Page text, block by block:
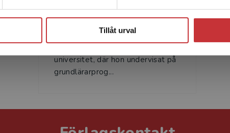
Tillåt urval
Gun Lundberg har i mer än 20 år
universitetslektor och
universitet, där hon undervisat på
grund­lärarprog...